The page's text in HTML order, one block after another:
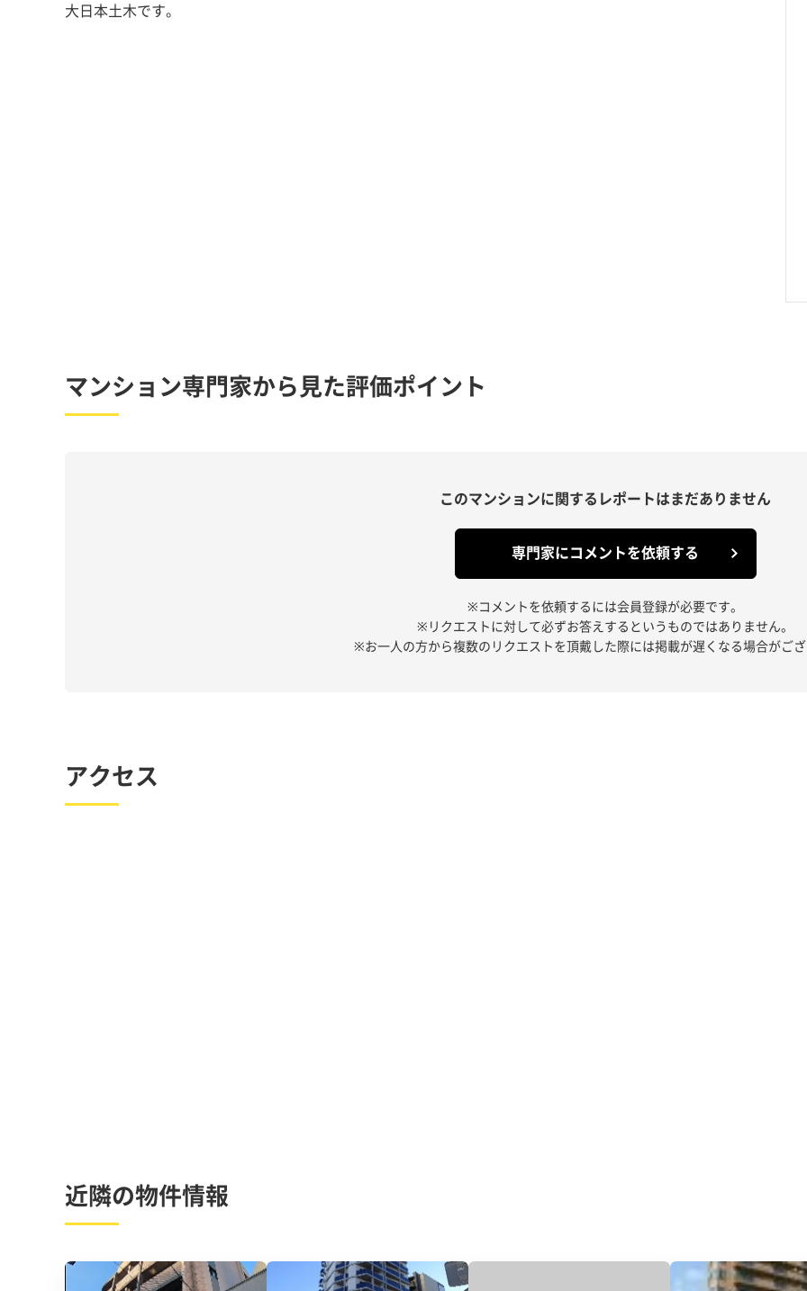
大日本土木です。
マンション専門家から見た評価ポイント
このマンションに関する レポートはまだありません
専門家にコメントを依頼する
※コメントを依頼するには会員登録が必要です。
※リクエストに対して必ずお答えするというものではありません。
※お一人の方から複数のリクエストを頂戴した際には掲載が遅くなる場合がご
アクセス
近隣の物件情報